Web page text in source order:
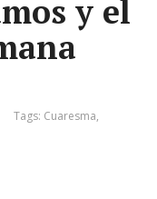
y el
Tags: Cuaresma,